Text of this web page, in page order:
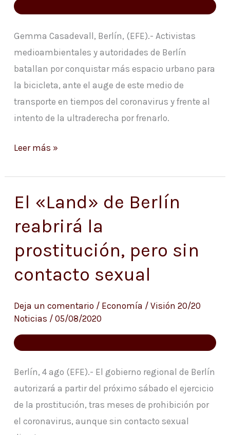
Gemma Casadevall, Berlín, (EFE).- Activistas
medioambientales y autoridades de Berlín
batallan por conquistar más espacio urbano para
la bicicleta, ante el auge de este medio de
transporte en tiempos del coronavirus y frente al
intento de la ultraderecha por frenarlo.
bicicleta
la
era
COVID
Leer más »
El «Land» de Berlín
reabrirá la
prostitución, pero sin
contacto sexual
Deja un comentario / Economía / Visión 20/20
Noticias / 05/08/2020
Berlín, 4 ago (EFE).- El gobierno regional de Berlín
autorizará a partir del próximo sábado el ejercicio
de la prostitución, tras meses de prohibición por
el coronavirus, aunque sin contacto sexual
El
de
Berlín
reabrirá
la
pero
contacto